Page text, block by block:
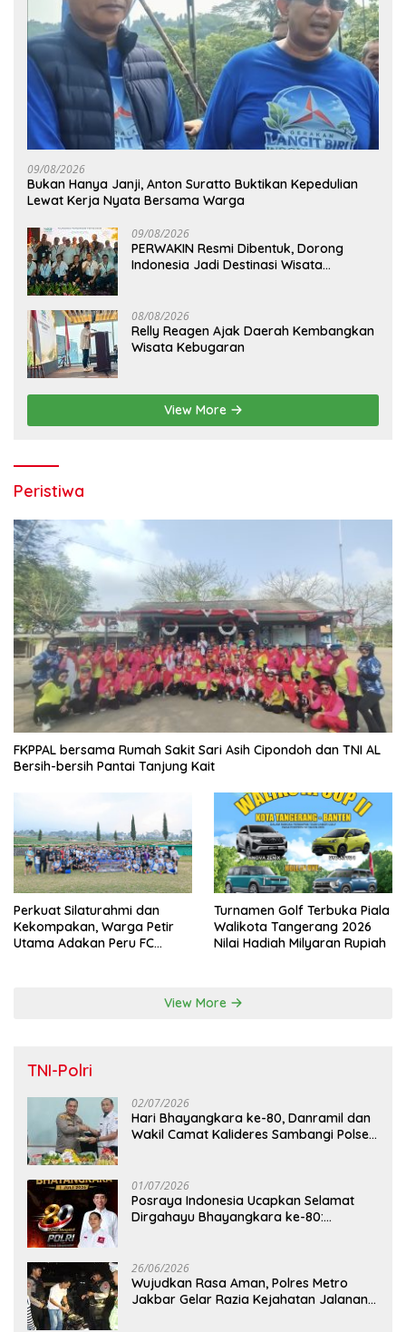
09/08/2026
Bukan Hanya Janji, Anton Suratto Buktikan Kepedulian
Lewat Kerja Nyata Bersama Warga
09/08/2026
PERWAKIN Resmi Dibentuk, Dorong
Indonesia Jadi Destinasi Wisata
08/08/2026
Relly Reagen Ajak Daerah Kembangkan
Wisata Kebugaran
View More
Peristiwa
FKPPAL bersama Rumah Sakit Sari Asih Cipondoh dan TNI AL
Bersih-bersih Pantai Tanjung Kait
Perkuat Silaturahmi dan
Kekompakan, Warga Petir
Utama Adakan Peru FC
Turnamen Golf Terbuka Piala
Walikota Tangerang 2026
Nilai Hadiah Milyaran Rupiah
View More
TNI-Polri
02/07/2026
Hari Bhayangkara ke-80, Danramil dan
Wakil Camat Kalideres Sambangi Polsek
01/07/2026
Posraya Indonesia Ucapkan Selamat
Dirgahayu Bhayangkara ke-80:
26/06/2026
Wujudkan Rasa Aman, Polres Metro
Jakbar Gelar Razia Kejahatan Jalanan